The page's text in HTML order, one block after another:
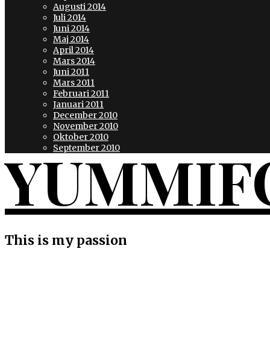
Augusti 2014
Juli 2014
Juni 2014
Maj 2014
April 2014
Mars 2014
Juni 2011
Mars 2011
Februari 2011
Januari 2011
December 2010
November 2010
Oktober 2010
September 2010
This is my passion